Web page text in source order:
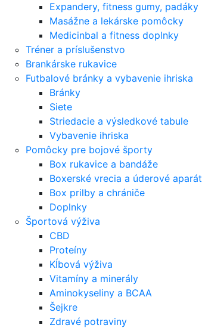
Expandery, fitness gumy, padáky
Masážne a lekárske pomôcky
Medicinbal a fitness doplnky
Tréner a príslušenstvo
Brankárske rukavice
Futbalové bránky a vybavenie ihriska
Bránky
Siete
Striedacie a výsledkové tabule
Vybavenie ihriska
Pomôcky pre bojové športy
Box rukavice a bandáže
Boxerské vrecia a úderové
Box prilby a chrániče
Doplnky
Športová výživa
CBD
Proteíny
Kĺbová výživa
Vitamíny a minerály
Aminokyseliny a BCAA
Šejkre
Zdravé potraviny